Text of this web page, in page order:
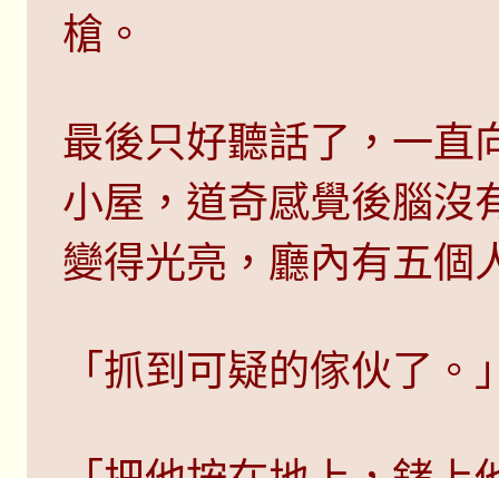
槍。
最後只好聽話了，一直
小屋，道奇感覺後腦沒
變得光亮，廳內有五個
「抓到可疑的傢伙了